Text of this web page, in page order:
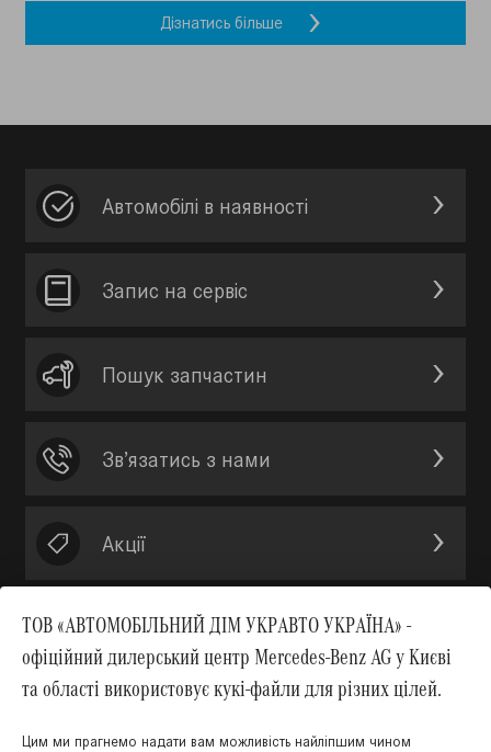
Дізнатись більше
ТОВ «АВТОМОБІЛЬНИЙ ДІМ УКРАВТО УКРАЇНА» -
офіційний дилерський центр Mercedes-Benz AG у Києві
та області використовує кукі-файли для різних цілей.
Цим ми прагнемо надати вам можливість найліпшим чином
Автомобілі в наявності
Запис на сервic
Пошук запчастин
Зв’язатись з нами
Акції
Вгору